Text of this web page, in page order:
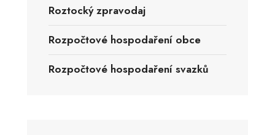
Roztocký zpravodaj
Rozpočtové hospodaření obce
Rozpočtové hospodaření svazků